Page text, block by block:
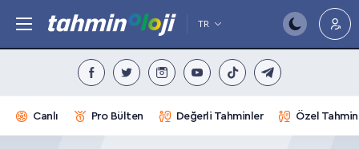
TR
Canlı Pro Bülten Değerli Tahminler Özel